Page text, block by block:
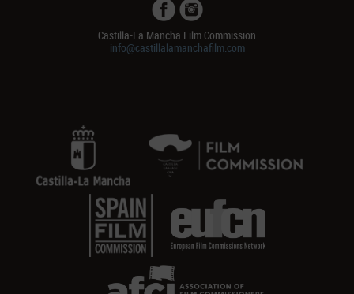
Castilla-La Mancha Film Commission
info@castillalamanchafilm.com